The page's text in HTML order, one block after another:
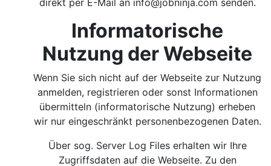
direkt per E-Mail an info@jobninja.com senden.
Informatorische
Nutzung der Webseite
Wenn Sie sich nicht auf der Webseite zur Nutzung
anmelden, registrieren oder sonst Informationen
übermitteln (informatorische Nutzung) erheben
wir nur eingeschränkt personenbezogenen Daten.
Über sog. Server Log Files erhalten wir Ihre
Zugriffsdaten auf die Webseite. Zu den